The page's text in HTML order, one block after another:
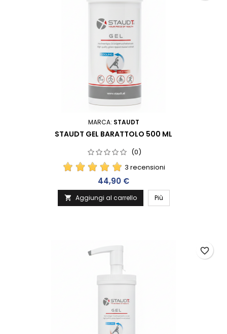
MARCA: STAUDT
STAUDT GEL BARATTOLO 500 ML
(0)
3 recensioni
Prezzo
44,90 €
 Aggiungi al carrello Più
favorite_border